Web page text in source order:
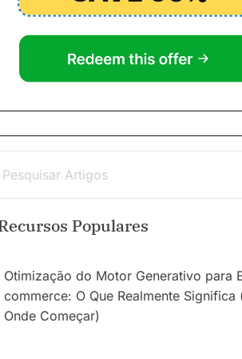
Populares
Otimização do Motor Generativo para
commerce: O Que Realmente Significa
Onde Começar)